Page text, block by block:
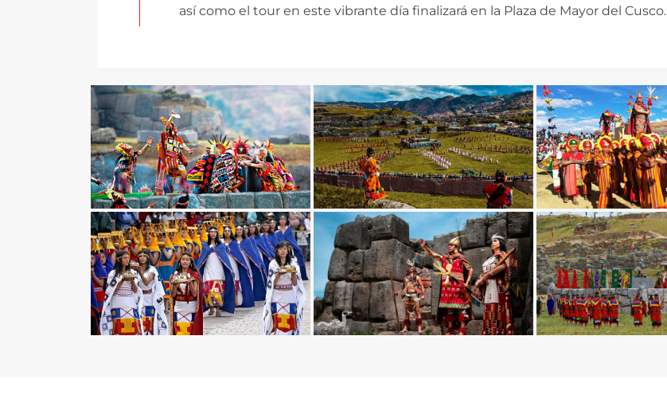
así como el tour en este vibrante día finalizará en la Plaza de Mayor del Cusco.